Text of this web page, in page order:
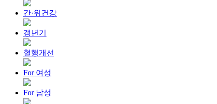
간·위건강
갱년기
혈행개선
For 여성
For 남성